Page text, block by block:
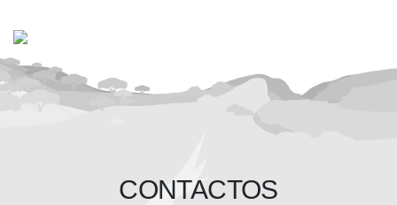
CONTACTOS